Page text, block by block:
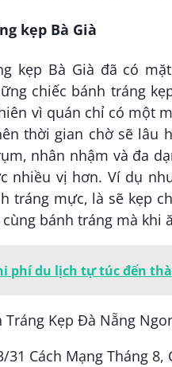
kẹp Bà Già
kẹp Bà Già đã có
chiếc bánh tráng
vì quán chỉ có một
thời gian chờ sẽ lâu
nhân nhậm và đa
nhiều vị hơn. Ví dụ
tráng mực, là sẽ kẹp
bánh tráng mà khi
phí du lịch tự túc đến
31 Cách Mạng Tháng 8,